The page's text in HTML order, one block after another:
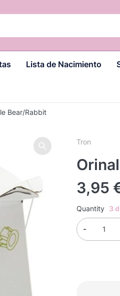
Lista de Nacimiento
Bear/Rabbit
Tron
3,95
Quantity 3